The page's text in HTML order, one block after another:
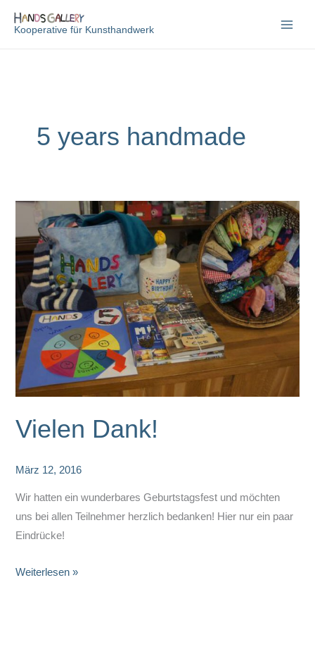
InhaltKooperative für Kunsthandwerk
5 years handmade
Vielen Dank!
März 12, 2016
Wir hatten ein wunderbares Geburtstagsfest und möchten
uns bei allen Teilnehmer herzlich bedanken! Hier nur ein paar
Eindrücke!
Vielen
Weiterlesen »